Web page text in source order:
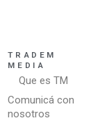
TRADEM
MEDIA
Que es TM
Comunicá con
nosotros